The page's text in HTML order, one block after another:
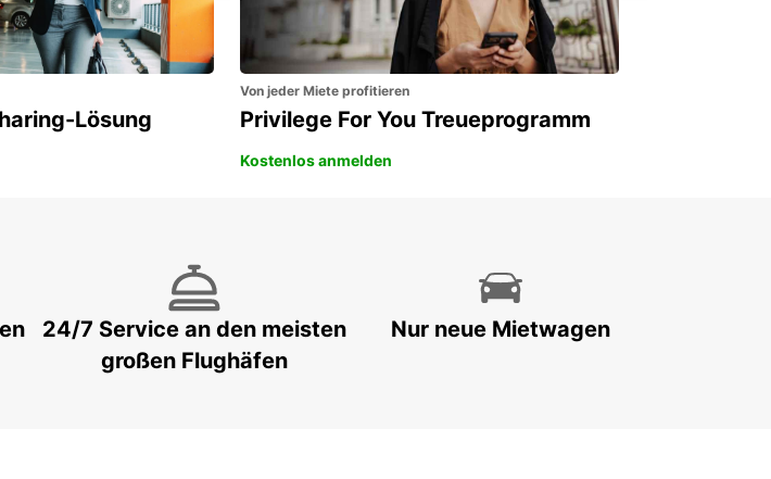
Lösung
Von jeder Miete profitieren
Privilege For You Treueprogramm
Kostenlos anmelden
24/7 Service an den meisten
großen Flughäfen
Nur neue Mietwagen